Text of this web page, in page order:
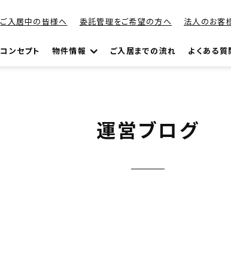
ご入居中の皆様へ 委託管理をご希望の方へ 法人のお客
コンセプト 物件情報 ご入居までの流れ よくある質
運営ブログ